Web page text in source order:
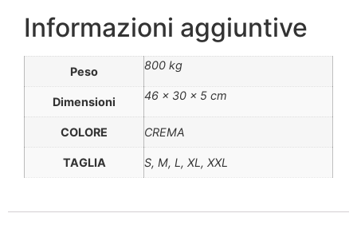
Informazioni aggiuntive
Peso 800 kg
Dimensioni 46 × 30 × 5 cm
COLORE CREMA
TAGLIA S, M, L, XL, XXL